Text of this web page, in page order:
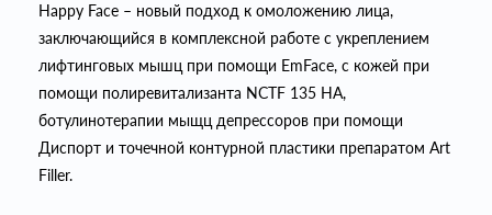
Happy Face – новый подход к омоложению лица,
заключающийся в комплексной работе с укреплением
лифтинговых мышц при помощи EmFace, с кожей при
помощи полиревитализанта NCTF 135 HA,
ботулинотерапии мыщц депрессоров при помощи
Диспорт и точечной контурной пластики препаратом Art
Filler.